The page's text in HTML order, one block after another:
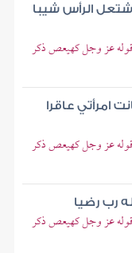
الرأس شيبا
قوله عز وجل كهيعص ذكر
امرأتي عاقرا
قوله عز وجل كهيعص ذكر
رب رضيا
قوله عز وجل كهيعص ذكر